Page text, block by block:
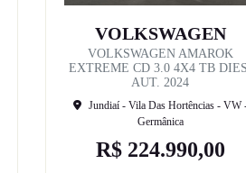
VOLKSWAGEN
VOLKSWAGEN AMAROK
EXTREME CD 3.0 4X4 TB
AUT. 2024
Jundiaí - Vila Das Hortências - VW
Germânica
R$ 224.990,00